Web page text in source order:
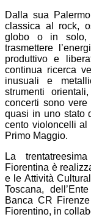
Dalla sua
classica al rock,
globo o in solo,
trasmettere
produttivo e
continua ricerca
inusuali e
strumenti
concerti sono vere
quasi in uno stato
cento violoncelli al
Primo Maggio.
La
Fiorentina è
e le Attività
Toscana,
Banca CR
Fiorentino, in